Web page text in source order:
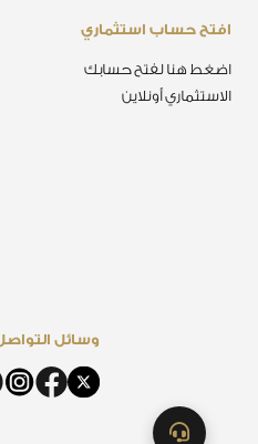
افتح حساب استثماري
اضغط هنا لفتح حسابك
الاستثماري أونلاين
وسائل